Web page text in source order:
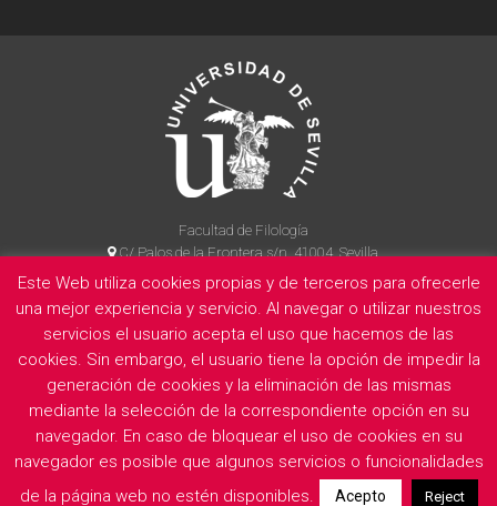
Facultad de Filología
C/ Palos de la Frontera s/n, 41004, Sevilla
954 55 14 90
La Facultad Información legal Politica de privacidad Cookies
E
Este Web utiliza cookies propias y de terceros para ofrecerle
una mejor experiencia y servicio. Al navegar o utilizar nuestros
servicios el usuario acepta el uso que hacemos de las
cookies. Sin embargo, el usuario tiene la opción de impedir la
generación de cookies y la eliminación de las mismas
mediante la selección de la correspondiente opción en su
navegador. En caso de bloquear el uso de cookies en su
navegador es posible que algunos servicios o funcionalidades
de la página web no estén disponibles.
Acepto Reject